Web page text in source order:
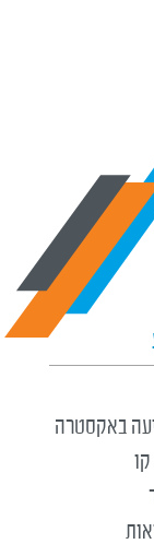
באקסטרה